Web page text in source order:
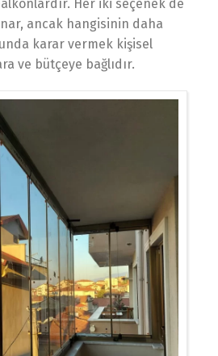
Her iki seçenek de
ancak hangisinin daha
karar vermek kişisel
ve bütçeye bağlıdır.